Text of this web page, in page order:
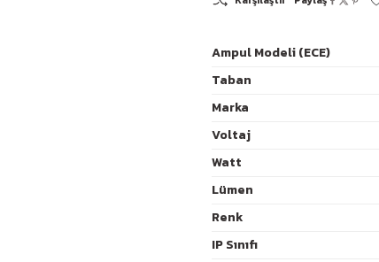
Ampul Modeli (ECE)
Taban
Marka
Voltaj
Watt
Lümen
Renk
IP Sınıfı